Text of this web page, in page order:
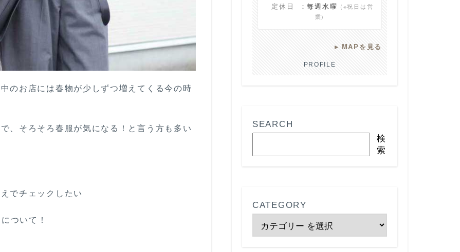
のお店には春物が少しずつ増えてくる今の時
、そろそろ春服が気になる！と言う方も多い
でチェックしたい
について！
定休日
：毎週水曜 (※祝日は営
業)
▸ MAPを見る
PROFILE
SEARCH
検
索
CATEGORY